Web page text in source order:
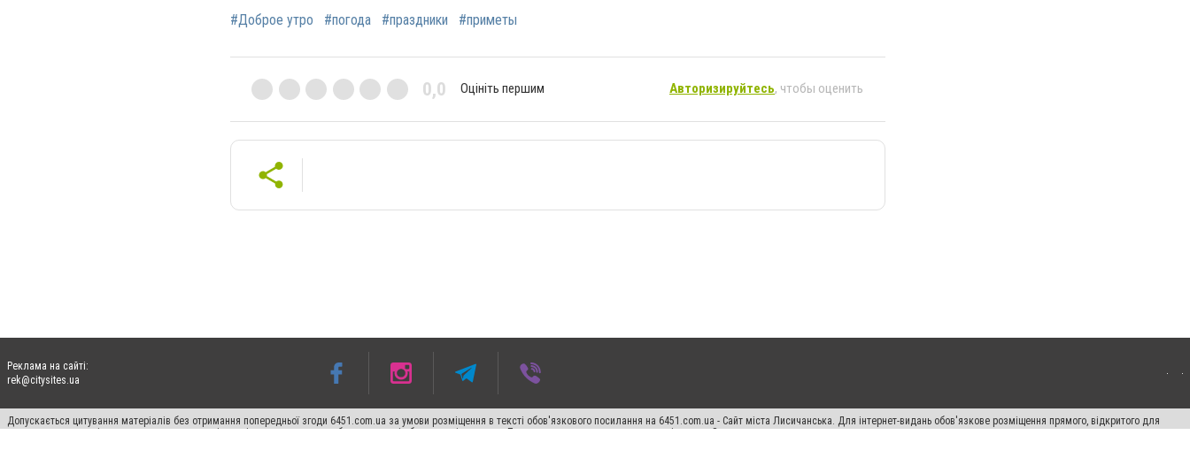
#Доброе утро #погода #праздники #приметы
0,0 Оцініть першим Авторизируйтесь, чтобы оценить
Реклама на сайті:
rek@citysites.ua
Допускається цитування матеріалів без отримання попередньої згоди 6451.com.ua за умови розміщення в тексті обов'язкового посилання на 6451.com.ua - Сайт міста Лисичанська. Для інтернет-видань обов'язкове розміщення прямого, відкритого для
пошукових систем гіперпосилання на цитовані статті не нижче другого абзацу в тексті або в якості джерела. Порушення виняткових прав переслідується Законом.